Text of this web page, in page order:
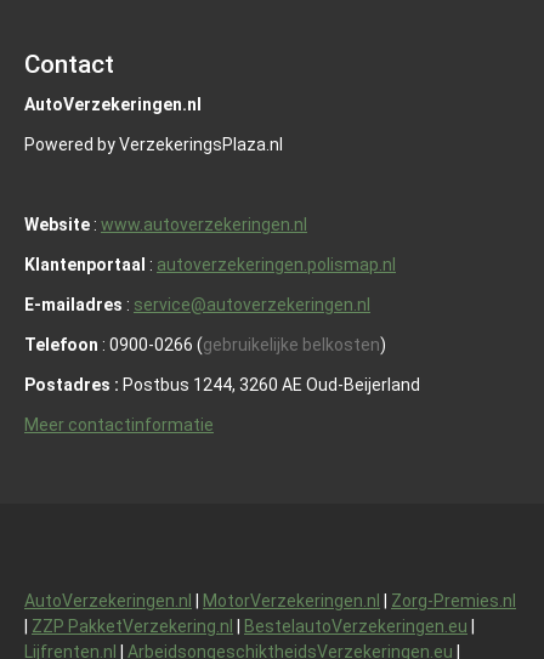
Contact
AutoVerzekeringen.nl
Powered by VerzekeringsPlaza.nl
Website : www.autoverzekeringen.nl
Klantenportaal : autoverzekeringen.polismap.nl
E-mailadres : service@autoverzekeringen.nl
Telefoon : 0900-0266 (gebruikelijke belkosten)
Postadres : Postbus 1244, 3260 AE Oud-Beijerland
Meer contactinformatie
AutoVerzekeringen.nl MotorVerzekeringen.nl
Zorg-Premies.nl
ZZP PakketVerzekering.nl BestelautoVerzekeringen.eu
Lijfrenten.nl
ArbeidsongeschiktheidsVerzekeringen.eu